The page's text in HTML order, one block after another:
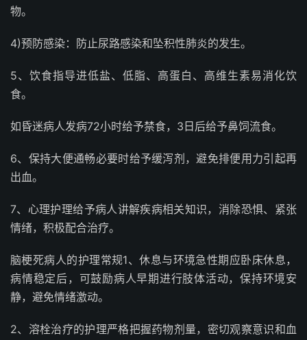
物。
4)预防感染：防止尿路感染和坠积性肺炎的发生。
5、饮食指导进低盐、低脂、高蛋白、高维生素易消化饮
食。
如昏迷病人发病72小时给予禁食，3日后给予鼻饲流食。
6、保持大便通畅必要时给予缓泻剂，避免排便用力引起再
出血。
7、心理护理给予病人讲解疾病相关知识，消除恐惧、紧张
情绪，积极配合治疗。
脑梗死病人的护理常规1、休息与环境急性期应卧床休息，
病情稳定后，可鼓励病人早期进行肢体活动，保持环境安
静，避免情绪激动。
2、溶栓治疗的护理严格把握药物剂量，密切观察意识和血